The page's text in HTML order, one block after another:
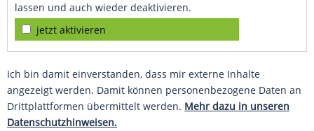
lassen und auch wieder deaktivieren.
jetzt aktivieren
Ich bin damit einverstanden, dass mir externe Inhalte
angezeigt werden. Damit können personenbezogene Daten an
Drittplattformen übermittelt werden. Mehr dazu in unseren
Datenschutzhinweisen.